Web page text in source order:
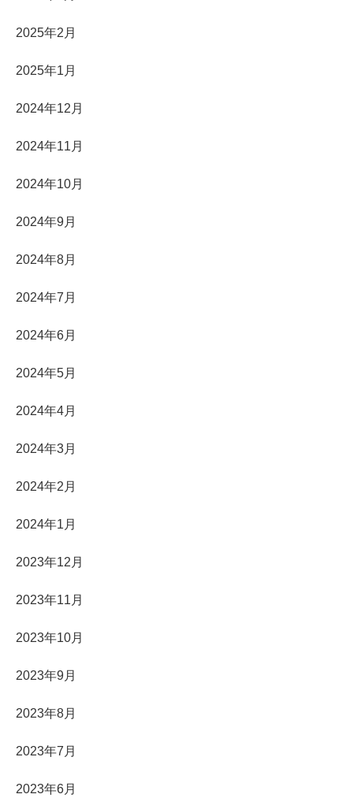
2025年2月
2025年1月
2024年12月
2024年11月
2024年10月
2024年9月
2024年8月
2024年7月
2024年6月
2024年5月
2024年4月
2024年3月
2024年2月
2024年1月
2023年12月
2023年11月
2023年10月
2023年9月
2023年8月
2023年7月
2023年6月